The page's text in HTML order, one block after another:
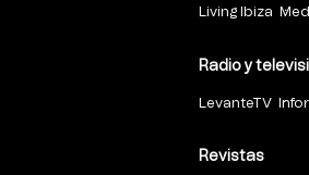
Living Ibiza
Radio y
LevanteTV
Revistas